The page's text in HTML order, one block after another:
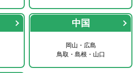
中国
岡山・広島
鳥取・島根・山口